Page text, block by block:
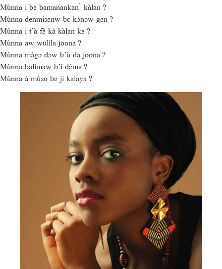
Mùnna i bɛ bamanankan ̀ kàlan ?
Mùnna denmisɛnw bɛ kɔ̀nɔw gɛn ?
Mùnna i t’à fɛ̀ kà kàlan kɛ ?
Mùnna aw wulila joona ?
Mùnna mɔ̀gɔ dɔw b’ù da joona ?
Mùnna balimaw b’i dɛ̀mɛ ?
Mùnna à mùso bɛ ji kalaya ?